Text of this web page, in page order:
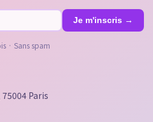
· Sans spam
Paris